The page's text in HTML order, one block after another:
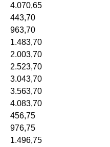
4.070,65
443,70
963,70
1.483,70
2.003,70
2.523,70
3.043,70
3.563,70
4.083,70
456,75
976,75
1.496,75